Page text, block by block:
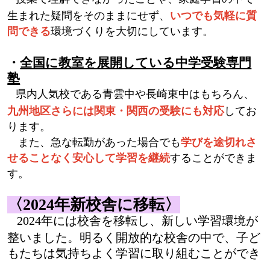
生まれた疑問をそのままにせず、 いつでも気軽に質
問できる環境づくりを大切にしています。
・全国に教室を展開している中学受験専門
塾
県内人気校である青雲中や長崎東中はもちろん、
九州地区さらには関東・関西の受験にも対応してお
ります。
また、急な転勤があった場合でも学びを途切れさ
せることなく安心して学習を継続することができま
す。
〈2024年新校舎に移転〉
2024年には校舎を移転し、新しい学習環境が
整いました。明るく開放的な校舎の中で、子ど
もたちは気持ちよく学習に取り組むことができ